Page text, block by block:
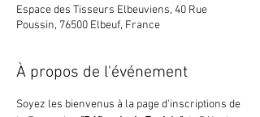
Espace des Tisseurs Elbeuviens, 40 Rue
Poussin, 76500 Elbeuf, France
À propos de l'événement
Soyez les bienvenus à la page d'inscriptions de